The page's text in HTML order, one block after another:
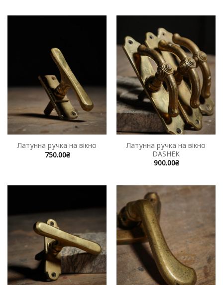
Латунна ручка на вікно
750.00₴
Латунна ручка на вікно
DASHEK
900.00₴